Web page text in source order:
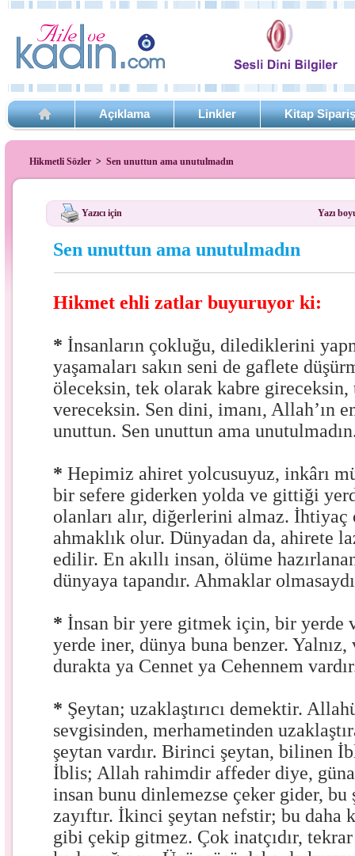
Açıklama Linkler Kitap
Hikmetli Sözler > Sen unuttun ama unutulmadın
Yazıcı için Yazı
Sen unuttun ama unutulmadın
Hikmet ehli zatlar buyuruyor ki:
* İnsanların çokluğu, dilediklerini
yaşamaları sakın seni de gaflete
öleceksin, tek olarak kabre gireceksin,
vereceksin. Sen dini, imanı, Allah’ın
unuttun. Sen unuttun ama
*Hepimiz ahiret yolcusuyuz, inkârı
bir sefere giderken yolda ve gittiği
olanları alır, diğerlerini almaz. İhtiyaç
ahmaklık olur. Dünyadan da, ahirete
edilir. En akıllı insan, ölüme
dünyaya tapandır. Ahmaklar
* İnsan bir yere gitmek için, bir yerde
yerde iner, dünya buna benzer. Yalnız,
durakta ya Cennet ya Cehennem
* Şeytan; uzaklaştırıcı demektir.
sevgisinden, merhametinden
şeytan vardır. Birinci şeytan, bilinen
İblis; Allah rahimdir affeder diye,
insan bunu dinlemezse çeker gider, bu
zayıftır. İkinci şeytan nefstir; bu daha
gibi çekip gitmez. Çok inatçıdır,